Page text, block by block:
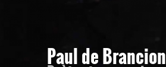
Paul de Brancion